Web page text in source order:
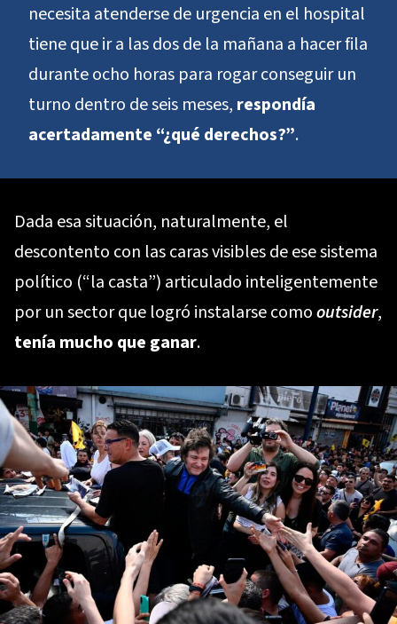
necesita atenderse de urgencia en el hospital
tiene que ir a las dos de la mañana a hacer fila
durante ocho horas para rogar conseguir un
turno dentro de seis meses, respondía
acertadamente “¿qué derechos?”.
Dada esa situación, naturalmente, el
descontento con las caras visibles de ese sistema
político (“la casta”) articulado inteligentemente
por un sector que logró instalarse comooutsider,
tenía mucho que ganar.